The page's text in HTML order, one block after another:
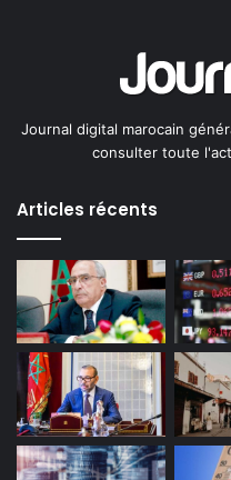
Journal digital marocain
consulter toute
Articles récents